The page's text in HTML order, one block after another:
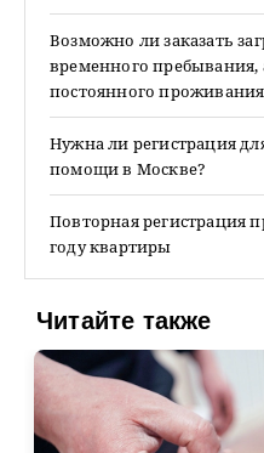
Возможно ли заказать
временного пребывания,
постоянного
Нужна ли регистрация
помощи в Москве?
Повторная регистрация
году квартиры
Читайте также